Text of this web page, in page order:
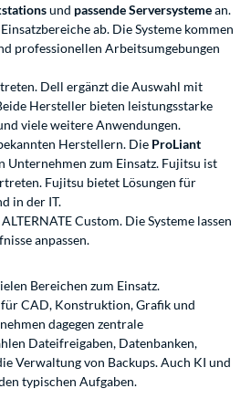
und passende Serversystemean.
ab. Die Systeme kommen
professionellen Arbeitsumgebungen
Dell ergänzt die Auswahl mit
Hersteller bieten leistungsstarke
viele weitere Anwendungen.
Herstellern. Die ProLiant
Unternehmen zum Einsatz. Fujitsu ist
Fujitsu bietet Lösungen für
in der IT.
Custom. Die Systeme lassen
anpassen.
Bereichen zum Einsatz.
CAD, Konstruktion, Grafik und
dagegen zentrale
Dateifreigaben, Datenbanken,
Verwaltung von Backups. Auch KI und
typischen Aufgaben.